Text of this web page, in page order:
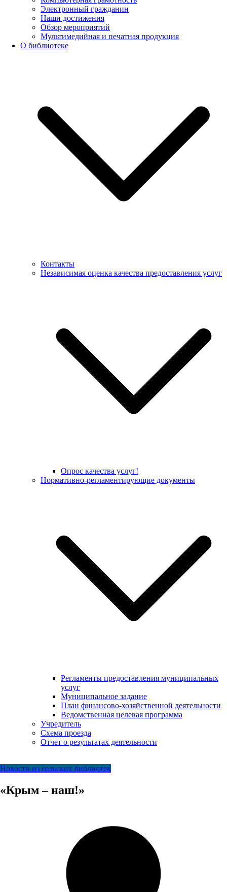
Электронный гражданин
Наши достижения
Обзор мероприятий
Мультимедийная и печатная продукция
О библиотеке
Контакты
Независимая оценка качества предоставления услуг
Опрос качества услуг!
Нормативно-регламентирующие документы
Регламенты предоставления муниципальных
услуг
Муниципальное задание
План финансово-хозяйственной деятельности
Ведомственная целевая программа
Учредитель
Схема проезда
Отчет о результатах деятельности
Новости из сельских библиотек
«Крым – наш!»